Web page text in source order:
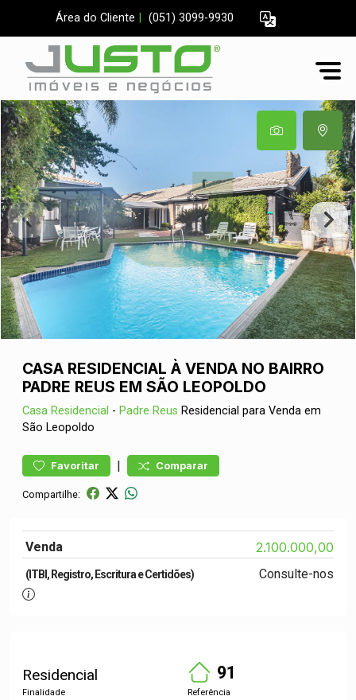
Área do Cliente (051) 3099-9930
CASA RESIDENCIAL À VENDA NO BAIRRO
PADRE REUS EM SÃO LEOPOLDO
Casa Residencial - Padre Reus Residencial para Venda em
São Leopoldo
Favoritar | Comparar
Compartilhe:
Venda 2.100.000,00
(ITBI, Registro, Escritura e Certidões) Consulte-nos
Residencial
Finalidade
91
Referência